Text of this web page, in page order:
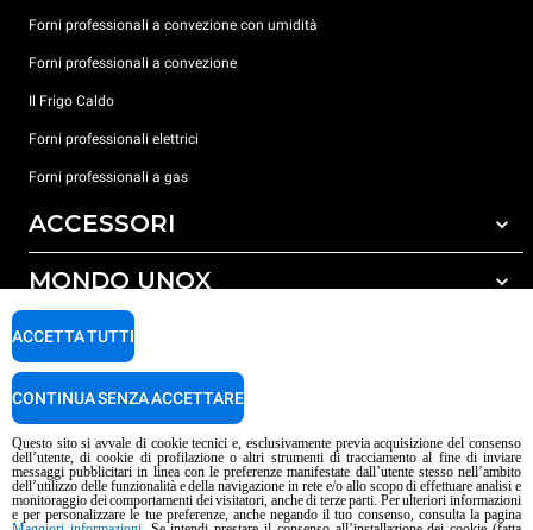
Forni professionali a convezione con umidità
Forni professionali a convezione
Il Frigo Caldo
Forni professionali elettrici
Forni professionali a gas
ACCESSORI
Tutti gli accessori
Detergenti per lavaggio automatico
Detergenti per lavaggio manuale
Trattamento acqua con filtro a resine
MONDO UNOX
Le nostre sedi nel mondo
Carriere Unox
SUPPORTO
Garanzia Unox
Trova Centri Service
Informativa sui contenuti IA Privacy policy Cookie policy
Questo sito si avvale di cookie tecnici e, esclusivamente previa acquisizione del consenso
dell’utente, di cookie di profilazione o altri strumenti di tracciamento al fine di inviare
messaggi pubblicitari in linea con le preferenze manifestate dall’utente stesso nell’ambito
dell’utilizzo delle funzionalità e della navigazione in rete e/o allo scopo di effettuare analisi e
monitoraggio dei comportamenti dei visitatori, anche di terze parti. Per ulteriori informazioni
e per personalizzare le tue preferenze, anche negando il tuo consenso, consulta la pagina
ACCETTA TUTTI
CONTINUA SENZA ACCETTARE